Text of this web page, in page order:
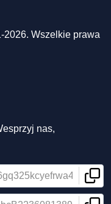
Wszelkie prawa
nas,